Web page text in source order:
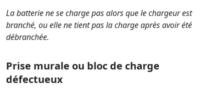
La batterie ne se charge pas alors que le chargeur est
branché, ou elle ne tient pas la charge après avoir été
débranchée.
Prise murale ou bloc de charge
défectueux